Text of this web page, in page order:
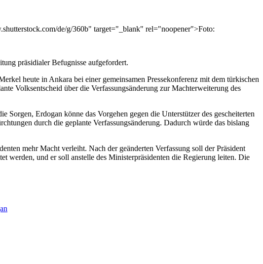
de/g/360b" target="_blank" rel="noopener">Foto:
präsidialer Befugnisse aufgefordert.
heute in Ankara bei einer gemeinsamen Pressekonferenz mit dem türkischen
Volksentscheid über die Verfassungsänderung zur Machterweiterung des
Erdogan könne das Vorgehen gegen die Unterstützer des gescheiterten
durch die geplante Verfassungsänderung. Dadurch würde das bislang
mehr Macht verleiht. Nach der geänderten Verfassung soll der Präsident
werden, und er soll anstelle des Ministerpräsidenten die Regierung leiten. Die